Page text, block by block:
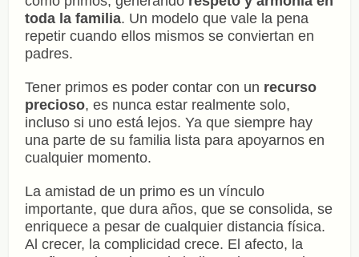
toda la familia. Un modelo que vale la pena
repetir cuando ellos mismos se conviertan en
padres.
Tener primos es poder contar con un recurso
precioso, es nunca estar realmente solo,
incluso si uno está lejos. Ya que siempre hay
una parte de su familia lista para apoyarnos en
cualquier momento.
La amistad de un primo es un vínculo
importante, que dura años, que se consolida, se
enriquece a pesar de cualquier distancia física.
Al crecer, la complicidad crece. El afecto, la